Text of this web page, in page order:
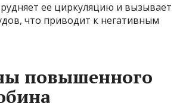
ее циркуляцию и вызывает
что приводит к негативным
повышенного